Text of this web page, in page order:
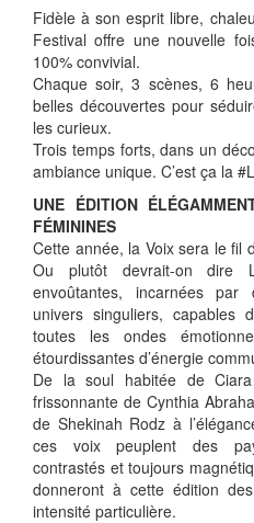
Fidèle à son esprit libre,
Festival offre une nouvelle
100% convivial.
Chaque soir, 3 scènes, 6
belles découvertes pour
les curieux.
Trois temps forts, dans un
ambiance unique. C’est ça la
UNE ÉDITION
FÉMININES
Cette année, la Voix sera le fil
Ou plutôt devrait-on dire
envoûtantes, incarnées
univers singuliers,
toutes les ondes
étourdissantes d’énergie
De la soul habitée de
frissonnante de Cynthia
de Shekinah Rodz à
ces voix peuplent des
contrastés et toujours
donneront à cette édition
intensité particulière.